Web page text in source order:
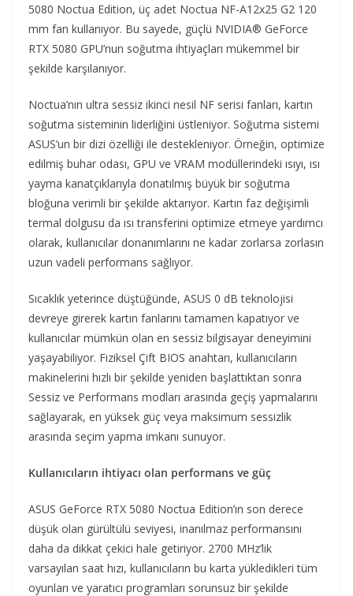
5080 Noctua Edition, üç adet Noctua NF-A12x25 G2 120
mm fan kullanıyor. Bu sayede, güçlü NVIDIA® GeForce
RTX 5080 GPU’nun soğutma ihtiyaçları mükemmel bir
şekilde karşılanıyor.
Noctua’nın ultra sessiz ikinci nesil NF serisi fanları, kartın
soğutma sisteminin liderliğini üstleniyor. Soğutma sistemi
ASUS’un bir dizi özelliği ile destekleniyor. Örneğin, optimize
edilmiş buhar odası, GPU ve VRAM modüllerindeki ısıyı, ısı
yayma kanatçıklarıyla donatılmış büyük bir soğutma
bloğuna verimli bir şekilde aktarıyor. Kartın faz değişimli
termal dolgusu da ısı transferini optimize etmeye yardımcı
olarak, kullanıcılar donanımlarını ne kadar zorlarsa zorlasın
uzun vadeli performans sağlıyor.
Sıcaklık yeterince düştüğünde, ASUS 0 dB teknolojisi
devreye girerek kartın fanlarını tamamen kapatıyor ve
kullanıcılar mümkün olan en sessiz bilgisayar deneyimini
yaşayabiliyor. Fiziksel Çift BIOS anahtarı, kullanıcıların
makinelerini hızlı bir şekilde yeniden başlattıktan sonra
Sessiz ve Performans modları arasında geçiş yapmalarını
sağlayarak, en yüksek güç veya maksimum sessizlik
arasında seçim yapma imkanı sunuyor.
Kullanıcıların ihtiyacı olan performans ve güç
ASUS GeForce RTX 5080 Noctua Edition’ın son derece
düşük olan gürültülü seviyesi, inanılmaz performansını
daha da dikkat çekici hale getiriyor. 2700 MHz’lik
varsayılan saat hızı, kullanıcıların bu karta yükledikleri tüm
oyunları ve yaratıcı programları sorunsuz bir şekilde